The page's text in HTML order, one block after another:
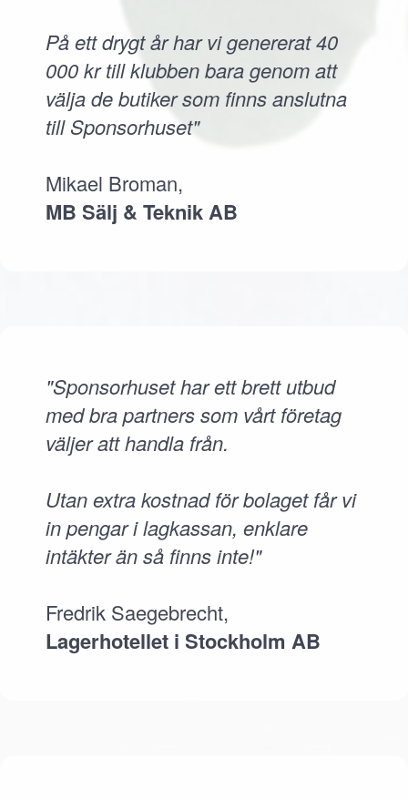
På ett drygt år har vi genererat 40
000 kr till klubben bara genom att
välja de butiker som finns anslutna
till Sponsorhuset"
Mikael Broman,
MB Sälj & Teknik AB
"Sponsorhuset har ett brett utbud
med bra partners som vårt företag
väljer att handla från.
Utan extra kostnad för bolaget får vi
in pengar i lagkassan, enklare
intäkter än så finns inte!"
Fredrik Saegebrecht,
Lagerhotellet i Stockholm AB